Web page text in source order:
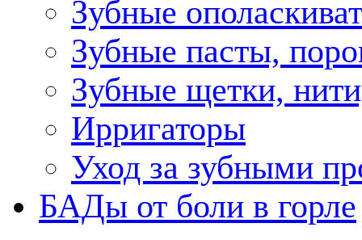
Зубные
Зубные пасты,
Зубные щетки,
Ирригаторы
Уход за зубными
БАДы от боли в горле